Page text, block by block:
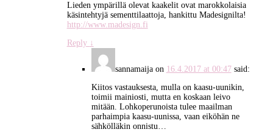
Lieden ympärillä olevat kaakelit ovat marokkolaisia
käsintehtyjä sementtilaattoja, hankittu Madesignilta!
http://www.madesign.fi
Reply ↓
sannamaijaon 16.4.2017 at 00:47 said:
Kiitos vastauksesta, mulla on kaasu-uunikin,
toimii mainiosti, mutta en koskaan leivo
mitään. Lohkoperunoista tulee maailman
parhaimpia kaasu-uunissa, vaan eiköhän ne
sähkölläkin onnistu…